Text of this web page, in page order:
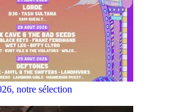
notre sélection